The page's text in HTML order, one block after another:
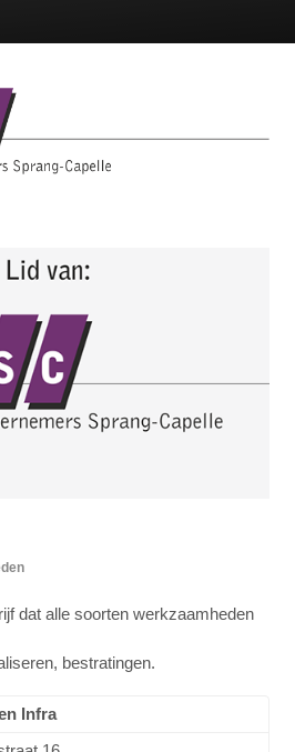
dat alle soorten werkzaamheden
bestratingen.
Infra